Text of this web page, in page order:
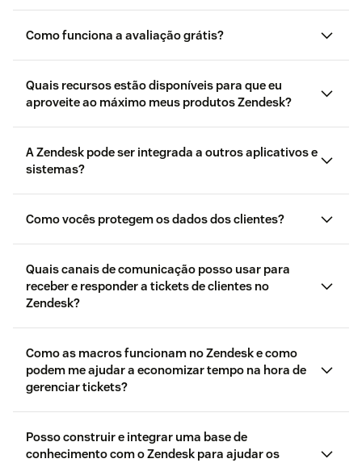
como
Como funciona a avaliação grátis?
Quais recursos estão disponíveis para que eu
aproveite ao máximo meus produtos Zendesk?
vídeos de
introdução gratuitos
treinamento sob demanda para
A Zendesk pode ser integrada a outros aplicativos e
sistemas?
Marketplace da Zendesk
Como vocês protegem os dados dos clientes?
Quais canais de comunicação posso usar para
receber e responder a tickets de clientes no
Zendesk?
Como as macros funcionam no Zendesk e como
podem me ajudar a economizar tempo na hora de
gerenciar tickets?
Posso construir e integrar uma base de
conhecimento com o Zendesk para ajudar os